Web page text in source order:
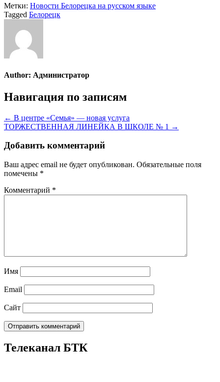
Метки: Новости Белорецка на русском языке
Tagged Белорецк
Author: Администратор
Навигация по записям
← В центре «Семья» — новая услуга
ТОРЖЕСТВЕННАЯ ЛИНЕЙКА В ШКОЛЕ № 1 →
Добавить комментарий
Ваш адрес email не будет опубликован. Обязательные поля
помечены *
Комментарий *
Имя
Email
Сайт
Телеканал БТК